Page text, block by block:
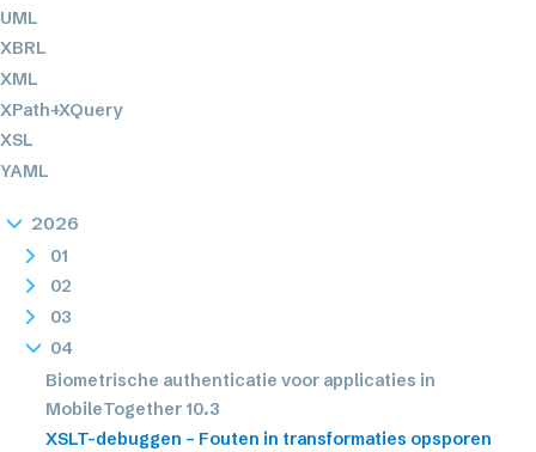
UML
XBRL
XML
XPath+XQuery
XSL
YAML
2026
01
02
03
04
Biometrische authenticatie voor applicaties in
MobileTogether 10.3
XSLT-debuggen – Fouten in transformaties opsporen